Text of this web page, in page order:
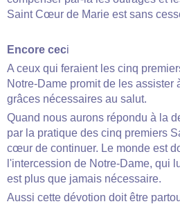
Saint Cœur de Marie est sans
Encore ceci
A ceux qui feraient les cinq
Notre-Dame promit de les assister
grâces nécessaires au salut.
Quand nous aurons répondu à la
par la pratique des cinq premiers
cœur de continuer. Le monde est
l'intercession de Notre-Dame, qui
est plus que jamais nécessaire.
Aussi cette dévotion doit être